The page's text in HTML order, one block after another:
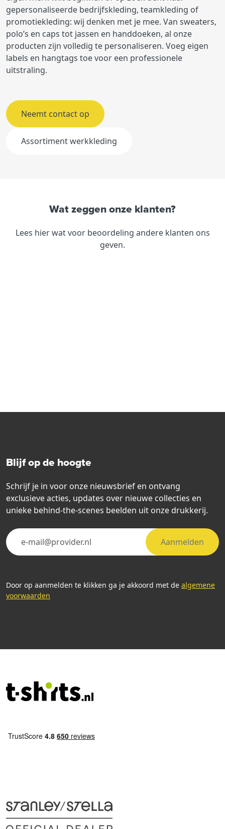
gepersonaliseerde bedrijfskleding, teamkleding of
promotiekleding: wij denken met je mee. Van sweaters,
polo’s en caps tot jassen en handdoeken, al onze
producten zijn volledig te personaliseren. Voeg eigen
labels en hangtags toe voor een professionele
uitstraling.
Neemt contact op
Assortiment werkkleding
Wat zeggen onze klanten?
Lees hier wat voor beoordeling andere klanten ons
geven.
Blijf op de hoogte
Schrijf je in voor onze nieuwsbrief en ontvang
exclusieve acties, updates over nieuwe collecties en
unieke behind-the-scenes beelden uit onze drukkerij.
Aanmelden
Door op aanmelden te klikken ga je akkoord met de algemene
voorwaarden